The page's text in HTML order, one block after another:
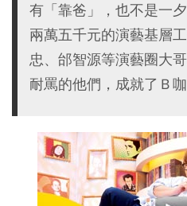
有「靠爸」，也不是一
兩萬五千元的演藝基層
忠、邰智源等演藝圈大
耐罵的他們，成就了Ｂ咖